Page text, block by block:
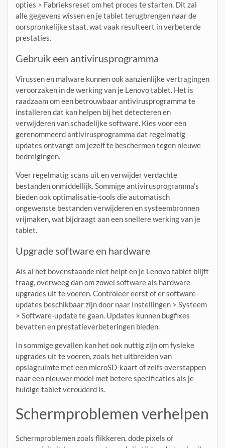
opties > Fabrieksreset om het proces te starten. Dit zal
alle gegevens wissen en je tablet terugbrengen naar de
oorspronkelijke staat, wat vaak resulteert in verbeterde
prestaties.
Gebruik een antivirusprogramma
Virussen en malware kunnen ook aanzienlijke vertragingen
veroorzaken in de werking van je Lenovo tablet. Het is
raadzaam om een betrouwbaar antivirusprogramma te
installeren dat kan helpen bij het detecteren en
verwijderen van schadelijke software. Kies voor een
gerenommeerd antivirusprogramma dat regelmatig
updates ontvangt om jezelf te beschermen tegen nieuwe
bedreigingen.
Voer regelmatig scans uit en verwijder verdachte
bestanden onmiddellijk. Sommige antivirusprogramma’s
bieden ook optimalisatie-tools die automatisch
ongewenste bestanden verwijderen en systeembronnen
vrijmaken, wat bijdraagt aan een snellere werking van je
tablet.
Upgrade software en hardware
Als al het bovenstaande niet helpt en je Lenovo tablet blijft
traag, overweeg dan om zowel software als hardware
upgrades uit te voeren. Controleer eerst of er software-
updates beschikbaar zijn door naar Instellingen > Systeem
> Software-update te gaan. Updates kunnen bugfixes
bevatten en prestatieverbeteringen bieden.
In sommige gevallen kan het ook nuttig zijn om fysieke
upgrades uit te voeren, zoals het uitbreiden van
opslagruimte met een microSD-kaart of zelfs overstappen
naar een nieuwer model met betere specificaties als je
huidige tablet verouderd is.
Schermproblemen verhelpen
Schermproblemen zoals flikkeren, dode pixels of